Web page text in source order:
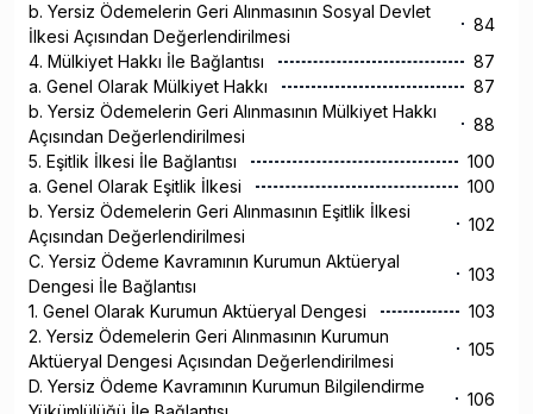
b. Yersiz Ödemelerin Geri Alınmasının Sosyal Devlet
İlkesi Açısından Değerlendirilmesi
84
4. Mülkiyet Hakkı İle Bağlantısı
87
a. Genel Olarak Mülkiyet Hakkı
87
b. Yersiz Ödemelerin Geri Alınmasının Mülkiyet Hakkı
Açısından Değerlendirilmesi
88
5. Eşitlik İlkesi İle Bağlantısı
100
a. Genel Olarak Eşitlik İlkesi
100
b. Yersiz Ödemelerin Geri Alınmasının Eşitlik İlkesi
Açısından Değerlendirilmesi
102
C. Yersiz Ödeme Kavramının Kurumun Aktüeryal
Dengesi İle Bağlantısı
103
1. Genel Olarak Kurumun Aktüeryal Dengesi
103
2. Yersiz Ödemelerin Geri Alınmasının Kurumun
Aktüeryal Dengesi Açısından Değerlendirilmesi
105
D. Yersiz Ödeme Kavramının Kurumun Bilgilendirme
106